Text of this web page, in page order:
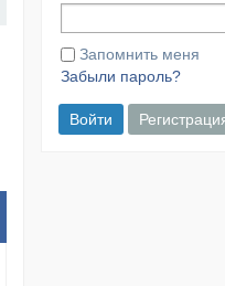
Запомнить меня
Забыли пароль?
Войти